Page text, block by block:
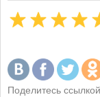
Поделитесь